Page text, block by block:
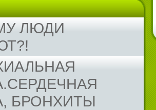
ЛЮДИ
БРОНХИТЫ